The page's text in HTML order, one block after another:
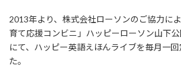
2013年より、株式会社ローソンのご協力に
育て応援コンビニ」ハッピーローソン山下公
にて、ハッピー英語えほんライブを毎月一
た。